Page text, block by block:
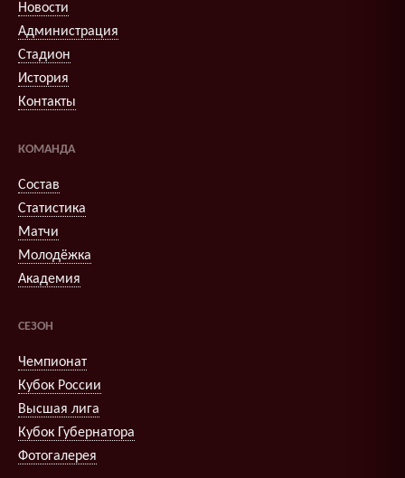
Новости
Администрация
Стадион
История
Контакты
КОМАНДА
Состав
Статистика
Матчи
Молодёжка
Академия
СЕЗОН
Чемпионат
Кубок России
Высшая лига
Кубок Губернатора
Фотогалерея